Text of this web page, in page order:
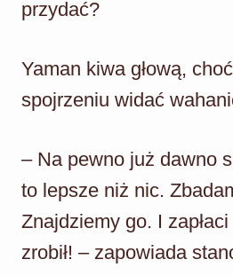
przydać?
Yaman kiwa głową,
spojrzeniu widać
– Na pewno już dawno
to lepsze niż nic.
Znajdziemy go. I
zrobił! – zapowiada